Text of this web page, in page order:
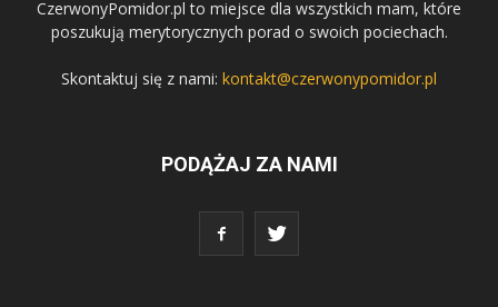
CzerwonyPomidor.pl to miejsce dla wszystkich mam, które
poszukują merytorycznych porad o swoich pociechach.
Skontaktuj się z nami: kontakt@czerwonypomidor.pl
PODĄŻAJ ZA NAMI